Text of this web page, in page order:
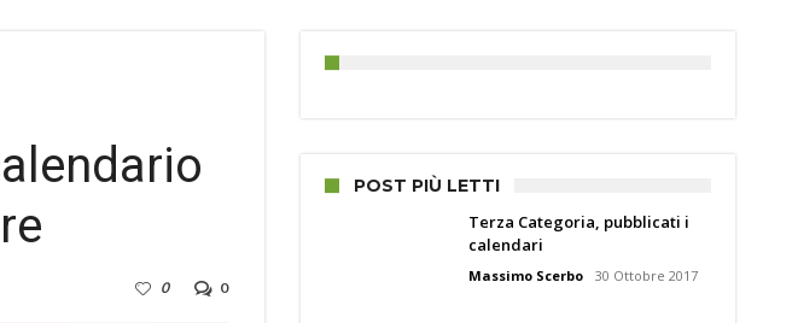
0
0
POST PIÙ LETTI
Terza Categoria, pubblicati i
calendari
Massimo Scerbo 30 Ottobre 2017